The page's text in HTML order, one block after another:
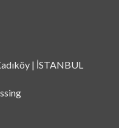
| İSTANBUL